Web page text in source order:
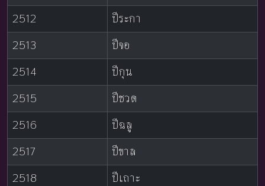
2512
ปีระกา
2513
ปีจอ
2514
ปีกุน
2515
ปีชวด
2516
ปีฉลู
2517
ปีขาล
2518
ปีเถาะ